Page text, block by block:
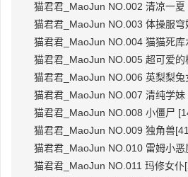
猫君君_MaoJun NO.002 清凉一夏
猫君君_MaoJun NO.003 体操服
猫君君_MaoJun NO.004 猫猫死
猫君君_MaoJun NO.005 超可爱
猫君君_MaoJun NO.006 英梨梨
猫君君_MaoJun NO.007 清纯学妹
猫君君_MaoJun NO.008 小僵尸
猫君君_MaoJun NO.009 独角兽
猫君君_MaoJun NO.010 雷姆小恶
猫君君_MaoJun NO.011 玛修女仆